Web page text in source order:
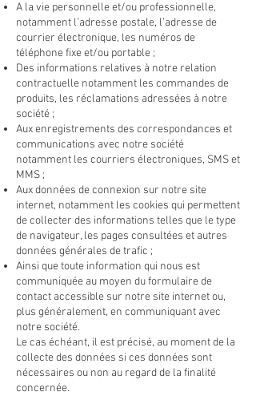
A la vie personnelle et/ou professionnelle,
notamment l’adresse postale, l’adresse de
courrier électronique, les numéros de
téléphone fixe et/ou portable ;
Des informations relatives à notre relation
contractuelle notamment les commandes de
produits, les réclamations adressées à notre
société ;
Aux enregistrements des correspondances et
communications avec notre société
notamment les courriers électroniques, SMS et
MMS ;
Aux données de connexion sur notre site
internet, notamment les cookies qui permettent
de collecter des informations telles que le type
de navigateur, les pages consultées et autres
données générales de trafic ;
Ainsi que toute information qui nous est
communiquée au moyen du formulaire de
contact accessible sur notre site internet ou,
plus généralement, en communiquant avec
notre société.
Le cas échéant, il est précisé, au moment de la
collecte des données si ces données sont
nécessaires ou non au regard de la finalité
concernée.